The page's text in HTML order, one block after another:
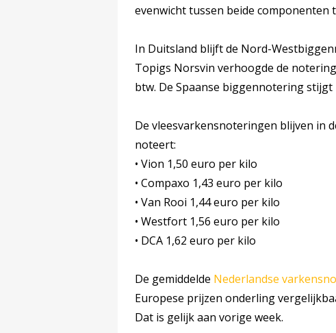
evenwicht tussen beide componenten
In Duitsland blijft de Nord-
Topigs Norsvin verhoogde de
btw. De Spaanse biggennotering
De vleesvarkensnoteringen blijven in
noteert:
• Vion 1,50 euro per kilo
• Compaxo 1,43 euro per kilo
• Van Rooi 1,44 euro per kilo
• Westfort 1,56 euro per kilo
• DCA 1,62 euro per kilo
De gemiddelde Nederlandse
Europese prijzen onderling
Dat is gelijk aan vorige week.